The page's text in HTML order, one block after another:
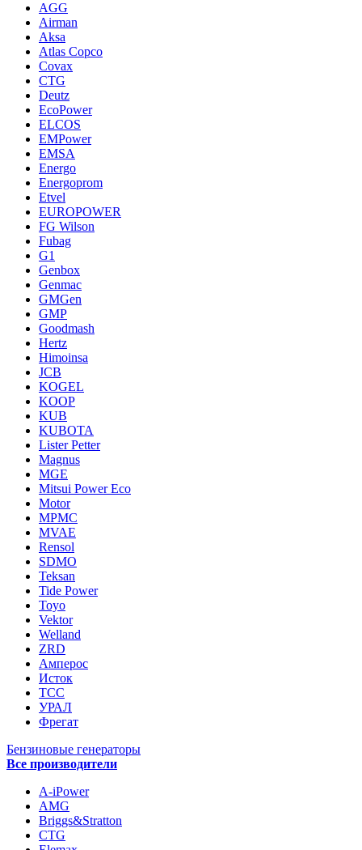
AGG
Airman
Aksa
Atlas Copco
Covax
CTG
Deutz
EcoPower
ELCOS
EMPower
EMSA
Energo
Energoprom
Etvel
EUROPOWER
FG Wilson
Fubag
G1
Genbox
Genmac
GMGen
GMP
Goodmash
Hertz
Himoinsa
JCB
KOGEL
KOOP
KUB
KUBOTA
Lister Petter
Magnus
MGE
Mitsui Power Eco
Motor
MPMC
MVAE
Rensol
SDMO
Teksan
Tide Power
Toyo
Vektor
Welland
ZRD
Амперос
Исток
ТСС
УРАЛ
Фрегат
Бензиновые генераторы
Все производители
A-iPower
AMG
Briggs&Stratton
CTG